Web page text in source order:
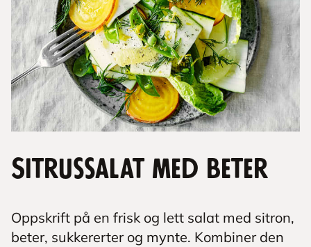
Sitrussalat med beter
Oppskrift på en frisk og lett salat med sitron,
beter, sukkererter og mynte. Kombiner den